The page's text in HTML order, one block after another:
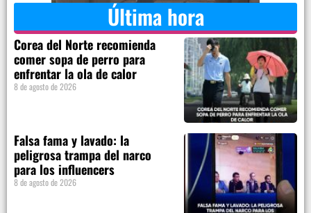
Última hora
Corea del Norte recomienda
comer sopa de perro para
enfrentar la ola de calor
8 de agosto de 2026
Falsa fama y lavado: la
peligrosa trampa del narco
para los influencers
8 de agosto de 2026